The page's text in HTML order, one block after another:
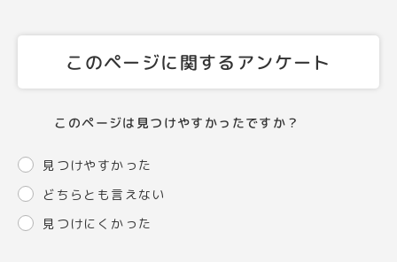
このページに関するアンケート
このページは見つけやすかったですか？
見つけやすかった
どちらとも言えない
見つけにくかった